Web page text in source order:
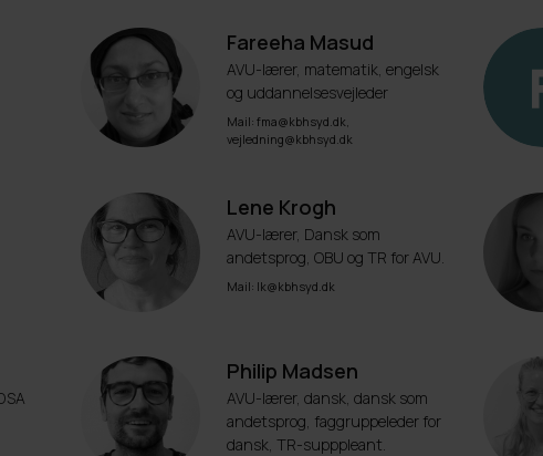
Fareeha Masud
AVU-lærer, matematik, engelsk
og uddannelsesvejleder
Mail: fma@kbhsyd.dk,
vejledning@kbhsyd.dk
Lene Krogh
AVU-lærer, Dansk som
andetsprog, OBU og TR for AVU.
Mail: lk@kbhsyd.dk
Philip Madsen
AVU-lærer, dansk, dansk som
andetsprog, faggruppeleder for
dansk, TR-supppleant.